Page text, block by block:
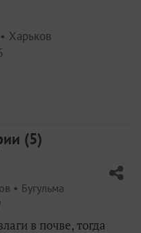
Харьков
(5)
Бугульма
в почве, тогда